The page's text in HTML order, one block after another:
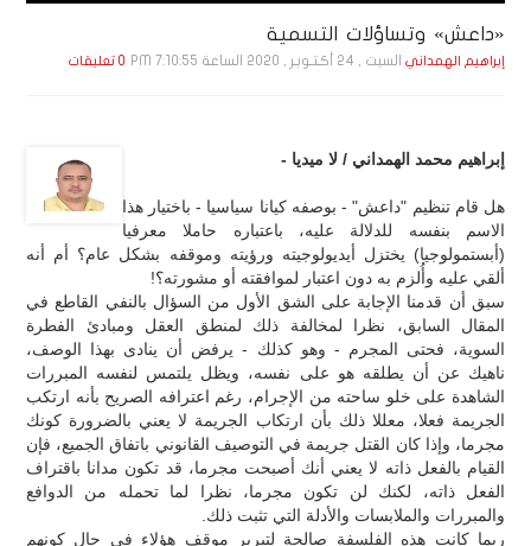
«داعش» وتساؤلات التسمية
إبراهيم الهمداني السبت , 24 أكـتـوبـر , 2020 الساعة 7:10:55 PM 0 تعليقات
إبراهيم محمد الهمداني / لا ميديا -
هل قام تنظيم "داعش" - بوصفه كيانا سياسيا - باختيار هذا
الاسم بنفسه للدلالة عليه، باعتباره حاملا معرفيا
(أبستمولوجيا) يختزل أيديولوجيته ورؤيته وموقفه بشكل عام؟ أم أنه
ألقي عليه وأُلزم به دون اعتبار لموافقته أو مشورته؟!
سبق أن قدمنا الإجابة على الشق الأول من السؤال بالنفي القاطع في
المقال السابق، نظرا لمخالفة ذلك لمنطق العقل ومبادئ الفطرة
السوية، فحتى المجرم - وهو كذلك - يرفض أن ينادى بهذا الوصف،
ناهيك عن أن يطلقه هو على نفسه، ويظل يلتمس لنفسه المبررات
الشاهدة على خلو ساحته من الإجرام، رغم اعترافه الصريح بأنه ارتكب
الجريمة فعلا، معللا ذلك بأن ارتكاب الجريمة لا يعني بالضرورة كونك
مجرما، وإذا كان القتل جريمة في التوصيف القانوني باتفاق الجميع، فإن
القيام بالفعل ذاته لا يعني أنك أصبحت مجرما، قد تكون مدانا باقتراف
الفعل ذاته، لكنك لن تكون مجرما، نظرا لما تحمله من الدوافع
والمبررات والملابسات والأدلة التي تثبت ذلك.
ربما كانت هذه الفلسفة صالحة لتبرير موقف هؤلاء في حال كونهم